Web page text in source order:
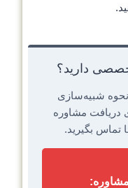
دارید؟
نحوه شبیه‌سازی
دریافت مشاوره
تماس بگیرید.